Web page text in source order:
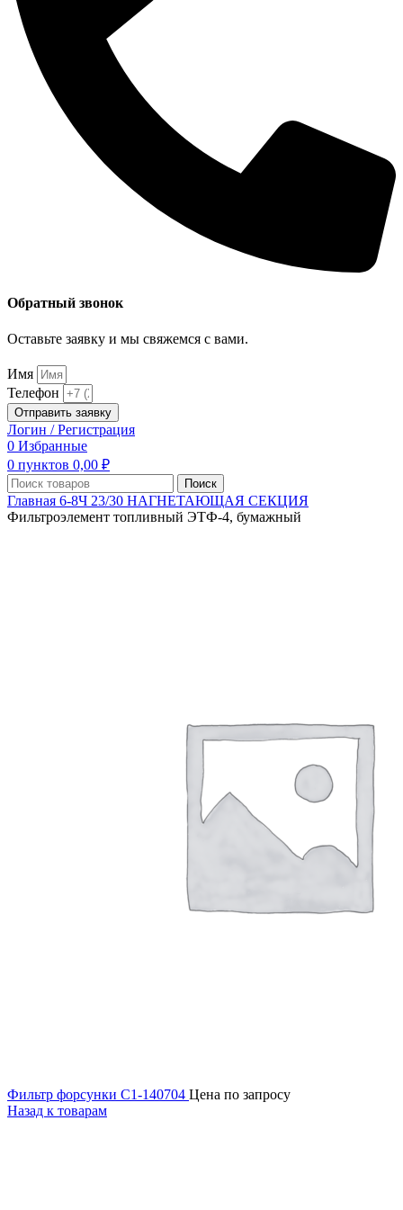
Обратный звонок
Оставьте заявку и мы свяжемся с вами.
Имя
Телефон
Отправить заявку
Логин / Регистрация
0 Избранные
0 пунктов 0,00 ₽
Поиск
Главная 6-8Ч 23/30 НАГНЕТАЮЩАЯ СЕКЦИЯ
Фильтроэлемент топливный ЭТФ-4, бумажный
Фильтр форсунки С1-140704 Цена по запросу
Назад к товарам